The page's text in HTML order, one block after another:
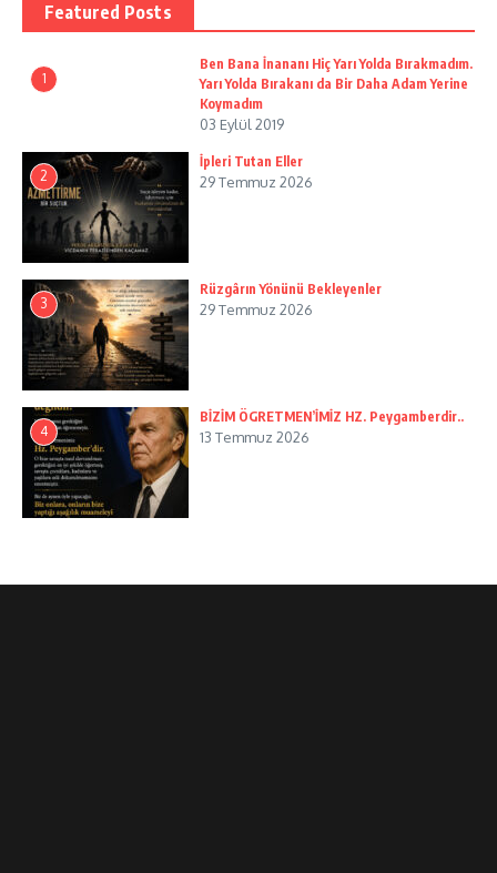
Featured Posts
1
Ben Bana İnananı Hiç Yarı Yolda Bırakmadım.
Yarı Yolda Bırakanı da Bir Daha Adam Yerine
Koymadım
03 Eylül 2019
2
İpleri Tutan Eller
29 Temmuz 2026
3
Rüzgârın Yönünü Bekleyenler
29 Temmuz 2026
4
BİZİM ÖGRETMEN’İMİZ HZ. Peygamberdir..
13 Temmuz 2026